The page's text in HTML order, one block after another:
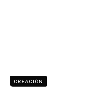
CREACIÓN